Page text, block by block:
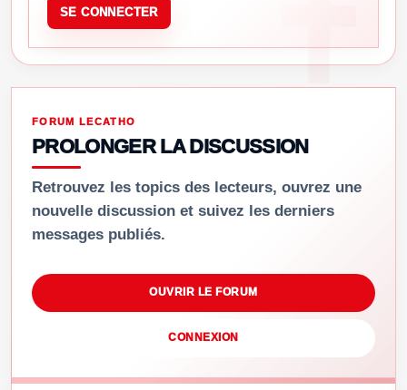
SE CONNECTER
FORUM LECATHO
PROLONGER LA DISCUSSION
Retrouvez les topics des lecteurs, ouvrez une
nouvelle discussion et suivez les derniers
messages publiés.
OUVRIR LE FORUM
CONNEXION